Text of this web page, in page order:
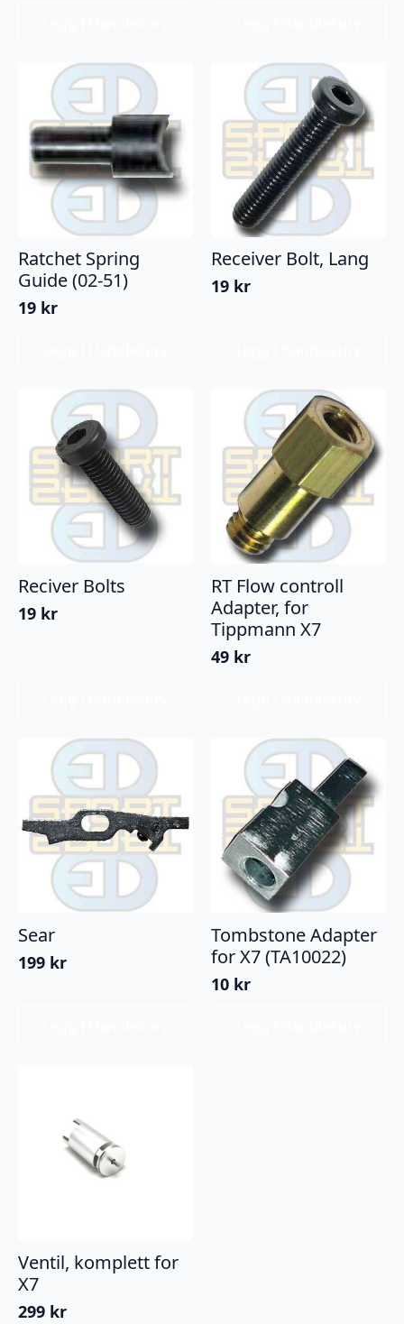
Ratchet Spring
Guide (02-51)
19 kr
Receiver Bolt, Lang
19 kr
Reciver Bolts
19 kr
RT Flow controll
Adapter, for
Tippmann X7
49 kr
Sear
199 kr
Tombstone Adapter
for X7 (TA10022)
10 kr
Ventil, komplett for
X7
299 kr